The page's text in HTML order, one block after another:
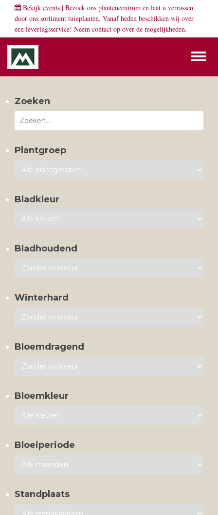
Bekijk events | Bezoek ons plantencentrum en laat u verrassen
door ons sortiment tuinplanten. Vanaf heden beschikken wij over
een leveringsservice! Neem contact op over de mogelijkheden.
Zoeken
Plantgroep
Bladkleur
Bladhoudend
Winterhard
Bloemdragend
Bloemkleur
Bloeiperiode
Standplaats